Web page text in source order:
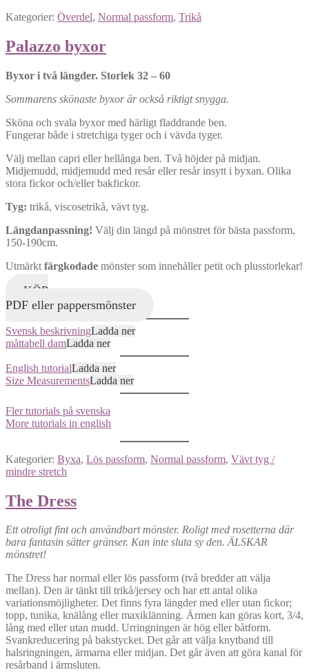
Kategorier: Överdel, Normal passform, Trikå
Palazzo byxor
Byxor i två längder. Storlek 32 – 60
Sommarens skönaste byxor är också riktigt snygga.
Sköna och svala byxor med härligt fladdrande ben.
Fungerar både i stretchiga tyger och i vävda tyger.
Välj mellan capri eller hellånga ben. Två höjder på midjan.
Midjemudd, midjemudd med resår eller resår insytt i byxan. Olika
stora fickor och/eller bakfickor.
Tyg: trikå, viscosetrikå, vävt tyg.
Längdanpassning! Välj din längd på mönstret för bästa passform,
150-190cm.
Utmärkt färgkodade mönster som innehåller petit och plusstorlekar!
KÖP
PDF eller pappersmönster
Svensk beskrivningLadda ner
måttabell damLadda ner
English tutorialLadda ner
Size MeasurementsLadda ner
Fler tutorials på svenska
More tutorials in english
Kategorier: Byxa, Lös passform, Normal passform, Vävt tyg /
mindre stretch
The Dress
Ett otroligt fint och användbart mönster. Roligt med rosetterna där
bara fantasin sätter gränser. Kan inte sluta sy den. ÄLSKAR
mönstret!
The Dress har normal eller lös passform (två bredder att välja
mellan). Den är tänkt till trikå/jersey och har ett antal olika
variationsmöjligheter. Det finns fyra längder med eller utan fickor;
topp, tunika, knälång eller maxiklänning. Ärmen kan göras kort, 3/4,
lång med eller utan mudd. Urringningen är hög eller båtform.
Svankreducering på bakstycket. Det går att välja knytband till
halsringningen, ärmarna eller midjan. Det går även att göra kanal för
resårband i ärmsluten.